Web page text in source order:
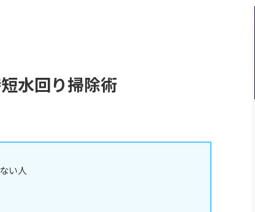
水回り掃除術
い人